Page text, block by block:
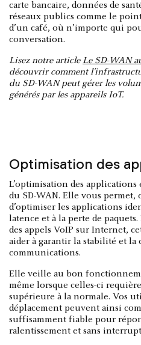
carte bancaire, données de
réseaux publics comme le
d’un café, où n’importe qui
conversation.
Lisez notre article Le SD-WAN
découvrir comment
du SD-WAN peut gérer les
générés par les appareils IoT.
Optimisation des
L’optimisation des
du SD-WAN. Elle vous permet,
d’optimiser les applications
latence et à la perte de
des appels VoIP sur Internet,
aider à garantir la stabilité et la
communications.
Elle veille au bon
même lorsque celles-ci
supérieure à la normale. Vos
déplacement peuvent ainsi
suffisamment fiable pour
ralentissement et sans